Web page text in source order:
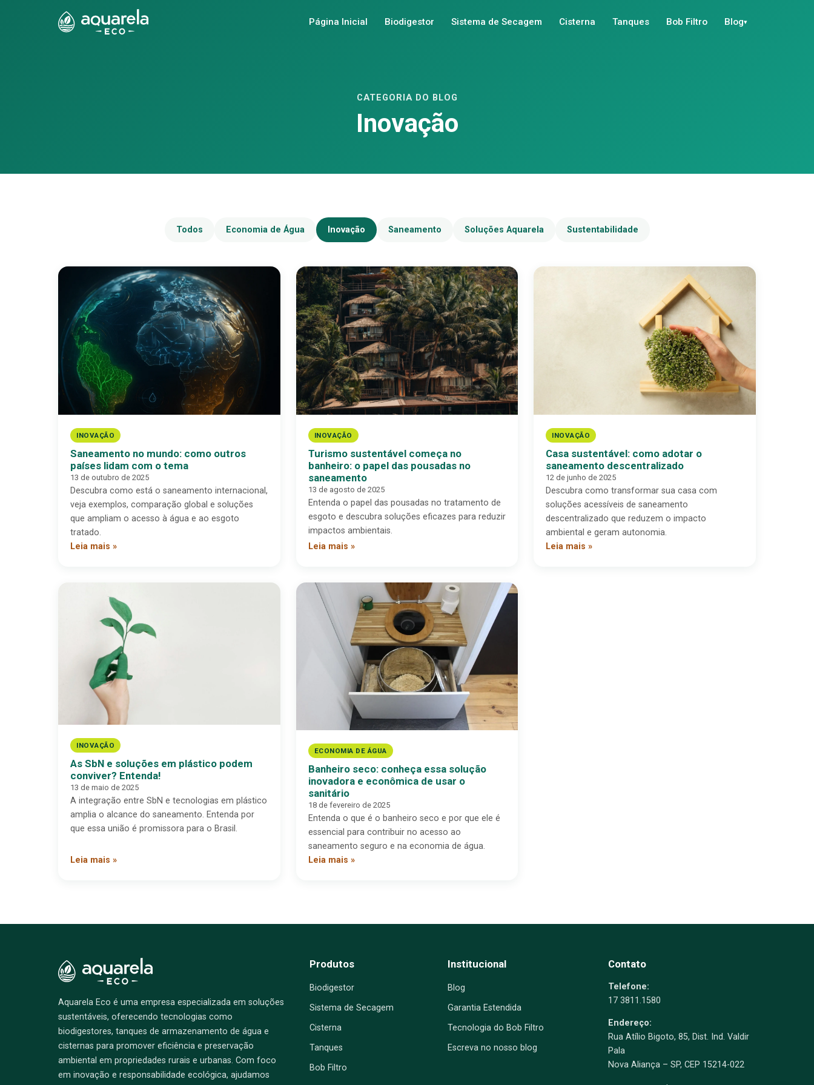
Página Inicial Biodigestor Sistema de Secagem Cisterna Tanques Bob Filtro Blog▾
CATEGORIA DO BLOG
Inovação
Todos Economia de Água Inovação Saneamento Soluções Aquarela Sustentabilidade
INOVAÇÃO
Saneamento no mundo: como outros
países lidam com o tema
13 de outubro de 2025
Descubra como está o saneamento internacional,
veja exemplos, comparação global e soluções
que ampliam o acesso à água e ao esgoto
tratado.
Leia mais »
INOVAÇÃO
Turismo sustentável começa no
banheiro: o papel das pousadas no
saneamento
13 de agosto de 2025
Entenda o papel das pousadas no tratamento de
esgoto e descubra soluções eficazes para reduzir
impactos ambientais.
Leia mais »
INOVAÇÃO
Casa sustentável: como adotar o
saneamento descentralizado
12 de junho de 2025
Descubra como transformar sua casa com
soluções acessíveis de saneamento
descentralizado que reduzem o impacto
ambiental e geram autonomia.
Leia mais »
INOVAÇÃO
As SbN e soluções em plástico podem
conviver? Entenda!
13 de maio de 2025
A integração entre SbN e tecnologias em plástico
amplia o alcance do saneamento. Entenda por
que essa união é promissora para o Brasil.
Leia mais »
ECONOMIA DE ÁGUA
Banheiro seco: conheça essa solução
inovadora e econômica de usar o
sanitário
18 de fevereiro de 2025
Entenda o que é o banheiro seco e por que ele é
essencial para contribuir no acesso ao
saneamento seguro e na economia de água.
Leia mais »
Rodapé
Aquarela Eco é uma empresa especializada em soluções
sustentáveis, oferecendo tecnologias como
biodigestores, tanques de armazenamento de água e
cisternas para promover eficiência e preservação
ambiental em propriedades rurais e urbanas. Com foco
em inovação e responsabilidade ecológica, ajudamos
Produtos
Biodigestor
Sistema de Secagem
Cisterna
Tanques
Bob Filtro
Institucional
Blog
Garantia Estendida
Tecnologia do Bob Filtro
Escreva no nosso blog
Contato
Telefone:
17 3811.1580
Endereço:
Rua Atílio Bigoto, 85, Dist. Ind. Valdir
Pala
Nova Aliança – SP, CEP 15214-022